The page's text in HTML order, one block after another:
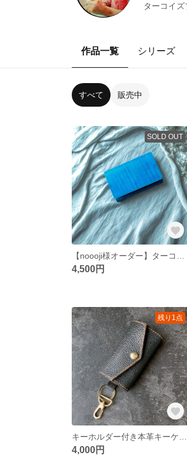
ターコイ
作品一覧 シリーズ
すべて 販売中
SOLD OUT
4,500円
残り1点
4,000円